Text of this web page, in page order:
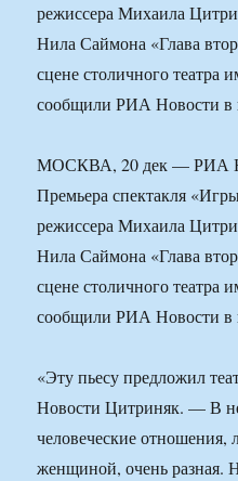
режиссера Михаила
Нила Саймона «Глава
сцене столичного театра
сообщили РИА Новости в
МОСКВА, 20 дек — РИА
Премьера спектакля
режиссера Михаила
Нила Саймона «Глава
сцене столичного театра
сообщили РИА Новости в
«Эту пьесу предложил
Новости Цитриняк. — В
человеческие
женщиной, очень разная.